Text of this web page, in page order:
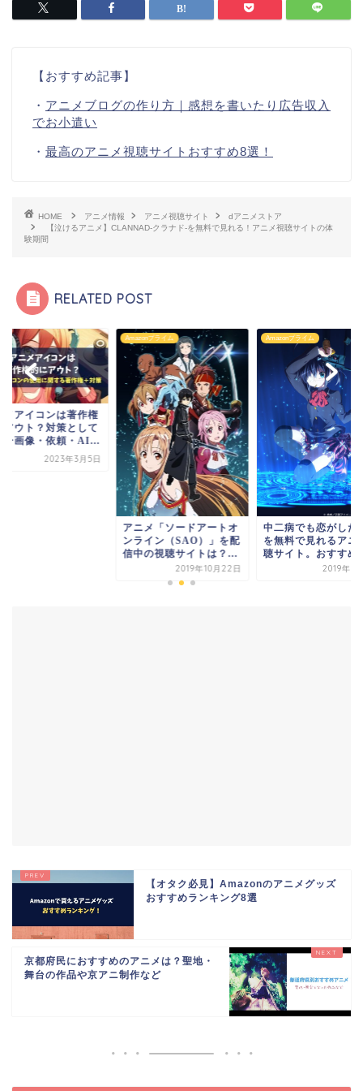
【おすすめ記事】
・ アニメブログの作り方｜感想を書いたり広告収入
でお小遣い
・ 最高のアニメ視聴サイトおすすめ8選！
HOME アニメ情報 アニメ視聴サイト
dアニメストア
【泣けるアニメ】CLANNAD-クラナド-を無料で見れる！アニメ視聴サイトの体
験期間
RELATED POST
メアイコンは著作権
アウト？対策として
ー画像・依頼・AI...
2023年3月5日
Amazonプライム
アニメ「ソードアートオ
ンライン（SAO）」を配
信中の視聴サイトは？...
2019年10月22日
Amazonプライム
中二病でも恋がした
を無料で見れるアニ
聴サイト。おすすめ
2019年7
【オタク必見】Amazonのアニメグッズ
おすすめランキング8選
京都府民におすすめのアニメは？聖地・
舞台の作品や京アニ制作など